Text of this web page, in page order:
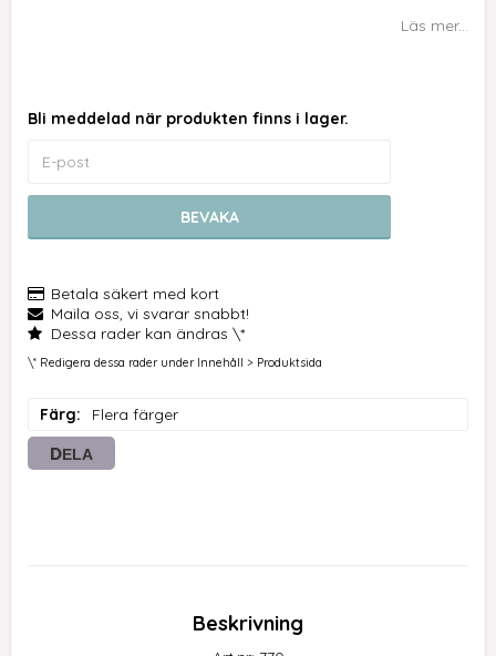
Läs mer...
Bli meddelad när produkten finns i lager.
BEVAKA
Betala säkert med kort
Maila oss, vi svarar snabbt!
Dessa rader kan ändras \*
\* Redigera dessa rader under Innehåll > Produktsida
Färg Flera färger
DELA
Beskrivning